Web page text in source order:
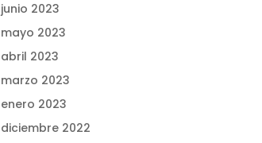
junio 2023
mayo 2023
abril 2023
marzo 2023
enero 2023
diciembre 2022